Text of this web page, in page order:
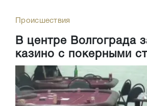
Происшествия
В центре Волгограда
казино с покерными